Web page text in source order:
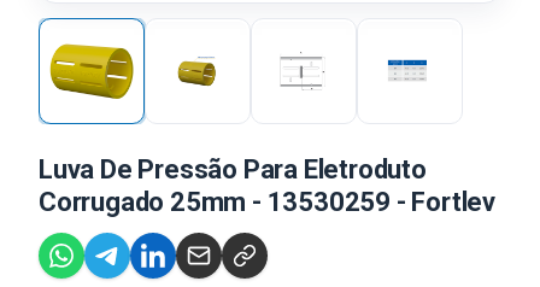
Luva De Pressão Para Eletroduto
Corrugado 25mm - 13530259 - Fortlev